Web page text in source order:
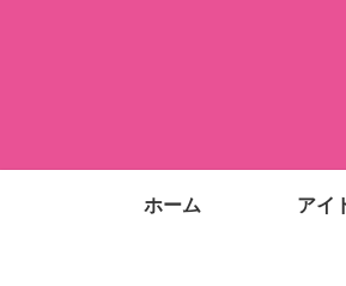
ホーム アイ